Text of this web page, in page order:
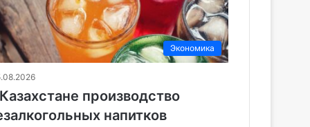
Экономика
производство
напитков